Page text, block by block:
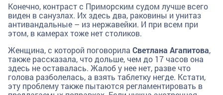
Конечно, контраст с Приморским судом лучше всего
виден в санузлах. Их здесь два, раковины и унитаз
антивандальные – из нержавейки. И при всем при
этом, в камерах тоже нет столиков.
Женщина, с которой поговорила Светлана Агапитова,
также рассказала, что дольше, чем до 17 часов она
здесь не оставалась. Жалоб у нее нет, разве что
голова разболелась, а взять таблетку негде. Кстати,
эту проблему также пытаются регламентировать в